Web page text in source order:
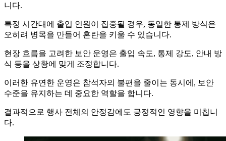
니다.
특정 시간대에 출입 인원이 집중될 경우, 동일한 통제 방식은
오히려 병목을 만들어 혼란을 키울 수 있습니다.
현장 흐름을 고려한 보안 운영은 출입 속도, 통제 강도, 안내 방
식 등을 상황에 맞게 조정합니다.
이러한 유연한 운영은 참석자의 불편을 줄이는 동시에, 보안
수준을 유지하는 데 중요한 역할을 합니다.
결과적으로 행사 전체의 안정감에도 긍정적인 영향을 미칩니
다.